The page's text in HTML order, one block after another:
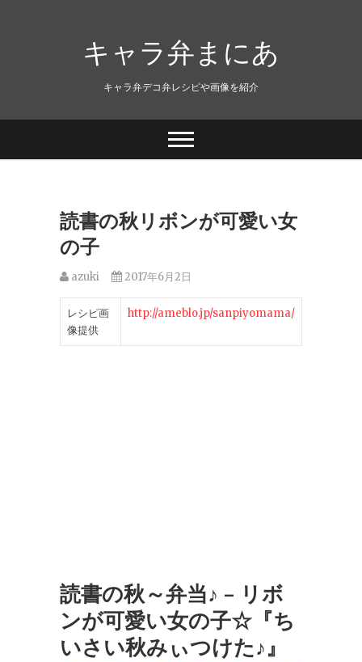
キャラ弁まにあ
キャラ弁デコ弁レシピや画像を紹介
読書の秋リボンが可愛い女
の子
azuki 2017年6月2日
レシピ画
像提供
http://ameblo.jp/sanpiyomama/
読書の秋～弁当♪ – リボ
ンが可愛い女の子☆『ち
いさい秋みぃつけた♪』